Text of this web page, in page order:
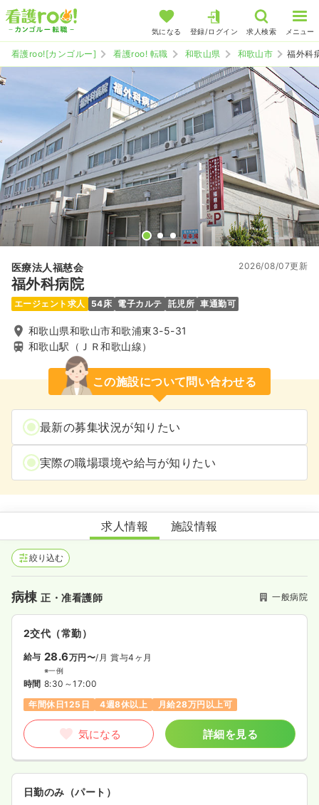
気になる 登録/ログイン 求人検索 メニュー
看護roo![カンゴルー] 看護roo! 転職 和歌山県 和歌山市 福外科
医療法人福慈会
福外科病院
2026/08/07更新
エージェント求人 54床 電子カルテ 託児所 車通勤可
和歌山県和歌山市和歌浦東3-5-31
和歌山駅（ＪＲ和歌山線）
この施設について問い合わせる
最新の募集状況が知りたい
実際の職場環境や給与が知りたい
福外科病院
求人情報 施設情報
絞り込む
病棟正・准看護師 一般病院
2交代（常勤）
給与 28.6万円〜/月 賞与4ヶ月
※一例
時間 8:30～17:00
年間休日125日
4週8休以上 月給28万円以上可
気になる 詳細を見る
日勤のみ（パート）